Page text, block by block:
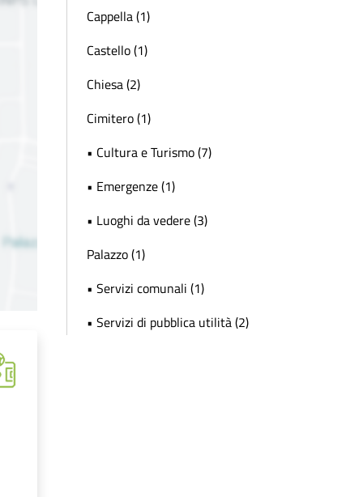
Cappella (1)
Castello (1)
Chiesa (2)
Cimitero (1)
• Cultura e Turismo (7)
• Emergenze (1)
• Luoghi da vedere (3)
Palazzo (1)
• Servizi comunali (1)
• Servizi di pubblica utilità (2)